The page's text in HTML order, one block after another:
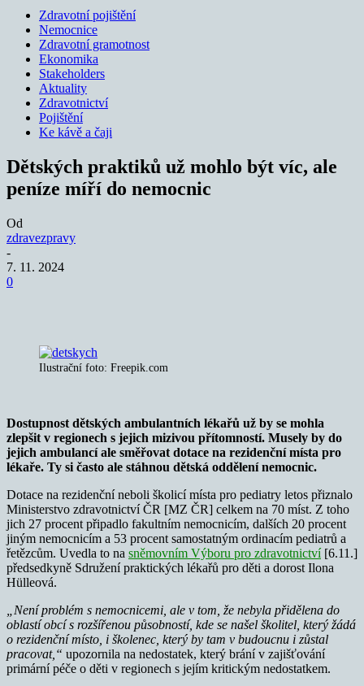
Zdravotní pojištění
Nemocnice
Zdravotní gramotnost
Ekonomika
Stakeholders
Aktuality
Zdravotnictví
Pojištění
Ke kávě a čaji
Dětských praktiků už mohlo být víc, ale
peníze míří do nemocnic
Od
zdravezpravy
-
7. 11. 2024
0
Ilustrační foto: Freepik.com
Dostupnost dětských ambulantních lékařů už by se mohla
zlepšit v regionech s jejich mizivou přítomností. Musely by do
jejich ambulancí ale směřovat dotace na rezidenční místa pro
lékaře. Ty si často ale stáhnou dětská oddělení nemocnic.
Dotace na rezidenční neboli školicí místa pro pediatry letos přiznalo
Ministerstvo zdravotnictví ČR [MZ ČR] celkem na 70 míst. Z toho
jich 27 procent připadlo fakultním nemocnicím, dalších 20 procent
jiným nemocnicím a 53 procent samostatným ordinacím pediatrů a
řetězcům. Uvedla to na sněmovním Výboru pro zdravotnictví[6.11.]
předsedkyně Sdružení praktických lékařů pro děti a dorost Ilona
Hülleová.
„Není problém s nemocnicemi, ale v tom, že nebyla přidělena do
oblastí obcí s rozšířenou působností, kde se našel školitel, který žádá
o rezidenční místo, i školenec, který by tam v budoucnu i zůstal
pracovat,“ upozornila na nedostatek, který brání v zajišťování
primární péče o děti v regionech s jejím kritickým nedostatkem.